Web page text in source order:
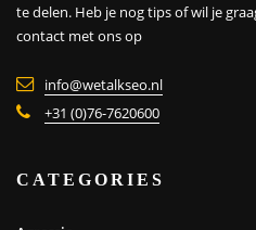
te delen. Heb je nog tips of wil je
contact met ons op
info@wetalkseo.nl
+31 (0)76-7620600
CATEGORIES